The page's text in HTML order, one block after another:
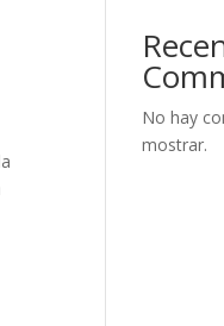
No hay
mostrar.